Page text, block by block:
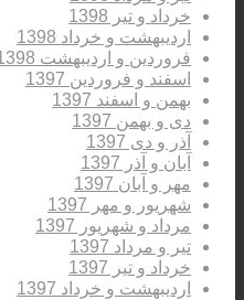
خرداد و تیر 1398
اردیبهشت و خرداد 1398
فروردین و اردیبهشت 1398
اسفند و فروردین 1397
بهمن و اسفند 1397
دی و بهمن 1397
آذر و دی 1397
آبان و آذر 1397
مهر و آبان 1397
شهریور و مهر 1397
مرداد و شهریور 1397
تیر و مرداد 1397
خرداد و تیر 1397
اردیبهشت و خرداد 1397